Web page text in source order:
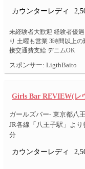
カウンターレディ
未経験者大歓迎 経験者優
り 土曜も営業 3時間以上
接交通費支給 デニムOK
スポンサー: LigthBaito
Girls Bar REVIEW(レ
ガールズバー- 東京都八
JR各線「八王子駅」よ
分
カウンターレディ